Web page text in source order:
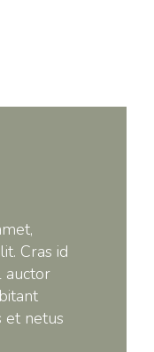
Cras id
auctor
et netus